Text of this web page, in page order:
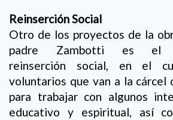
Reinserción Social
Otro de los proyectos de la
padre Zambotti es el
reinserción social, en el
voluntarios que van a la cárcel
para trabajar con algunos
educativo y espiritual, así